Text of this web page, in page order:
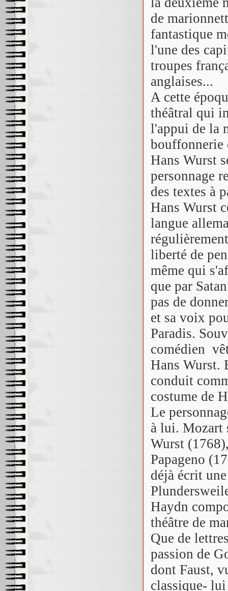
de
fantastique
l'une des
troupes
anglaises...
A cette
théâtral qui
l'appui de la
bouffonnerie
Hans Wurst
personnage
des textes à
Hans Wurst
langue
liberté de
même qui
que par
pas de
et sa voix
Paradis.
comédien
Hans Wurst.
conduit
costume de
Le
à lui. Mozart
Wurst
Papageno
déjà écrit
Haydn
théâtre de
Que de
passion de
dont Faust,
classique-